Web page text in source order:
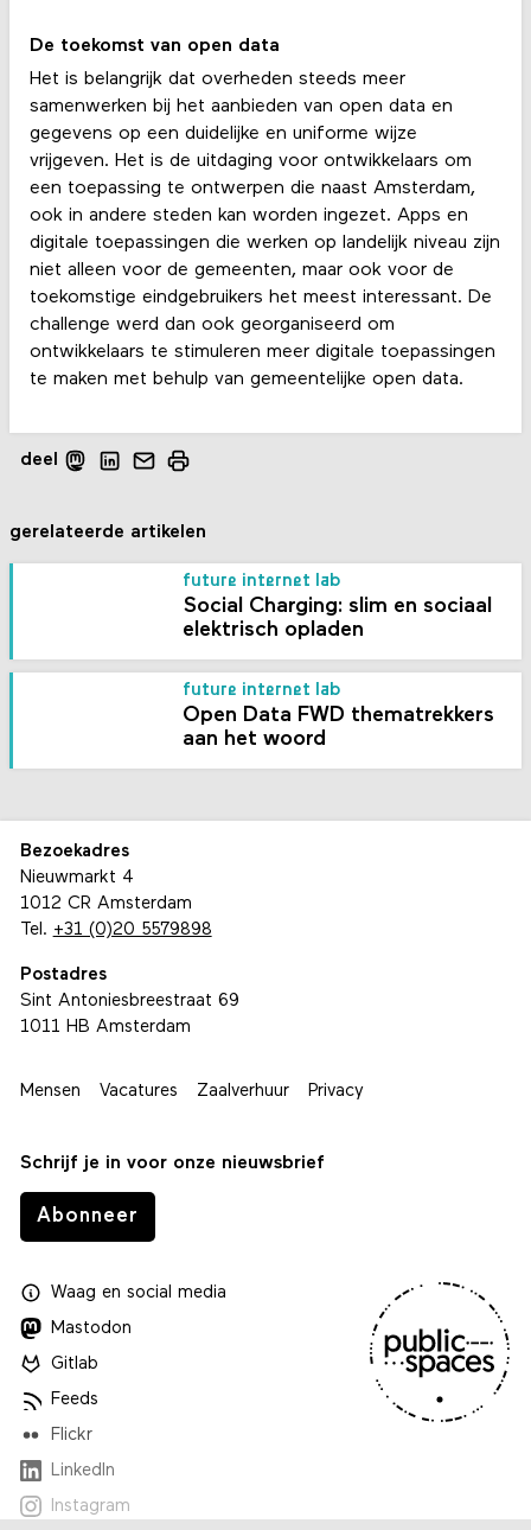
De toekomst van open data
Het is belangrijk dat overheden steeds meer
samenwerken bij het aanbieden van open data en
gegevens op een duidelijke en uniforme wijze
vrijgeven. Het is de uitdaging voor ontwikkelaars om
een toepassing te ontwerpen die naast Amsterdam,
ook in andere steden kan worden ingezet. Apps en
digitale toepassingen die werken op landelijk niveau zijn
niet alleen voor de gemeenten, maar ook voor de
toekomstige eindgebruikers het meest interessant. De
challenge werd dan ook georganiseerd om
ontwikkelaars te stimuleren meer digitale toepassingen
te maken met behulp van gemeentelijke open data.
deel
gerelateerde artikelen
future internet lab
Social Charging: slim en sociaal
elektrisch opladen
future internet lab
Open Data FWD thematrekkers
aan het woord
Bezoekadres
Nieuwmarkt 4
1012 CR Amsterdam
Tel. +31 (0)20 5579898
Postadres
Sint Antoniesbreestraat 69
1011 HB Amsterdam
Mensen Vacatures Zaalverhuur Privacy
Schrijf je in voor onze nieuwsbrief
Abonneer
Waagen social media
Mastodon
Gitlab
Feeds
Flickr
LinkedIn
Instagram